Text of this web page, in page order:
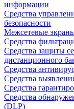
информации
Средства
безопасности
Межсетевые
Средства
Средства защиты
дистанционного
Средства
Средства
Средства
Средства
(DLP)